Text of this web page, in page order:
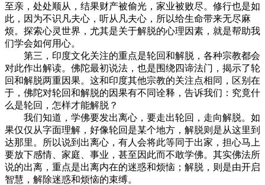
至亲，处处顺从，结果财产被偷光，家业被败尽。修行也是如
此，因为不识凡夫心，听从凡夫心，所以给生命带来无尽麻
烦。探索心灵世界，尤其是关于解脱的心理因素，就是帮助我
们学会如何用心。
第三，印度文化关注的重点是轮回和解脱，各种宗教都会
对此作出解读。佛陀最初说法，也是围绕四谛法门，揭示了轮
回和解脱两重因果。这和印度其他宗教的关注点相同，区别在
于，佛陀对轮回和解脱的因果有不同诠释，告诉我们：究竟什
么是轮回，怎样才能解脱？
我们知道，学佛要发出离心，要走出轮回，走向解脱。如
果仅仅从字面理解，好像轮回是某个地方，解脱则是从这里到
达那里。所以说到出离心，有人会将此等同于出家，担心马上
要放下感情、家庭、事业，甚至因此而不敢学佛。其实佛法所
说的出离，重点是出离内在的迷惑和烦恼；解脱，则是由开启
智慧，解除迷惑和烦恼的束缚。